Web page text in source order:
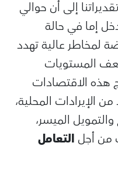
إلى أن حوالي
إما في حالة
لمخاطر عالية تهدد
المستويات
وستحتاج هذه الاقتصادات
من الإيرادات المحلية،
الميسر،
من أجل التعامل